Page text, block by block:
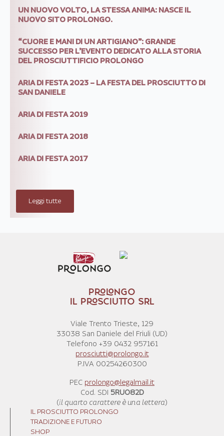
UN NUOVO VOLTO, LA STESSA ANIMA: NASCE IL
NUOVO SITO PROLONGO.
“CUORE E MANI DI UN ARTIGIANO”: GRANDE
SUCCESSO PER L’EVENTO DEDICATO ALLA STORIA
DEL PROSCIUTTIFICIO PROLONGO
ARIA DI FESTA 2023 – LA FESTA DEL PROSCIUTTO DI
SAN DANIELE
ARIA DI FESTA 2019
ARIA DI FESTA 2018
ARIA DI FESTA 2017
Leggi tutte
PROLONGO
IL PROSCIUTTO SRL
Viale Trento Trieste, 129
33038 San Daniele del Friuli (UD)
Telefono +39 0432 957161
prosciutti@prolongo.it
P.IVA 00254260300
PEC prolongo@legalmail.it
Cod. SDI 5RUO82D
(il quarto carattere è una lettera)
IL PROSCIUTTO PROLONGO
TRADIZIONE E FUTURO
SHOP